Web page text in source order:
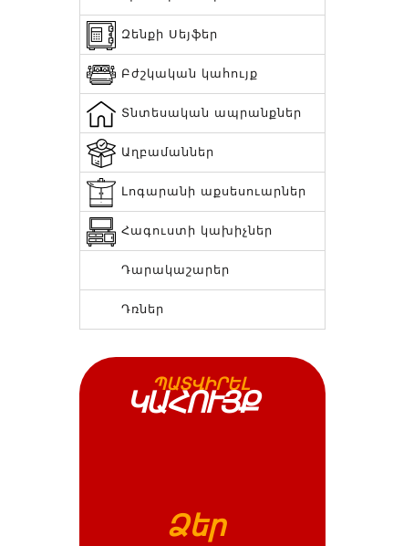
Զենքի Սեյֆեր
Բժշկական կահույք
Տնտեսական ապրանքներ
Աղբամաններ
Լոգարանի աքսեսուարներ
Հագուստի կախիչներ
Դարակաշարեր
Դռներ
ՊԱՏՎԻՐԵԼ
ԿԱՀՈՒՅՔ
Ձեր